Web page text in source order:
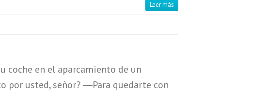
Leer más
coche en el aparcamiento de un
por usted, señor? ―Para quedarte con